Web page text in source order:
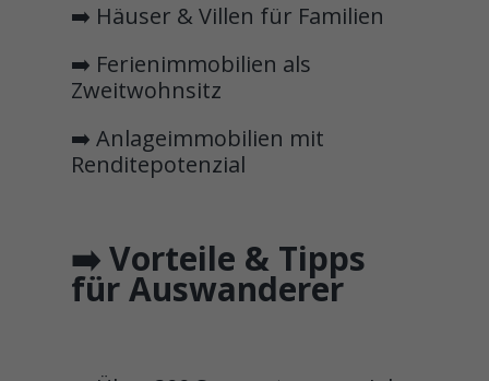
➡️ Häuser & Villen für Familien
➡️ Ferienimmobilien als
Zweitwohnsitz
➡️ Anlageimmobilien mit
Renditepotenzial
➡️ Vorteile & Tipps
für Auswanderer